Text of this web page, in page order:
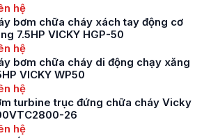
hệ
bơm chữa cháy xách tay động cơ
7.5HP VICKY HGP-50
hệ
bơm chữa cháy di động chạy xăng
VICKY WP50
hệ
turbine trục đứng chữa cháy Vicky
26
hệ